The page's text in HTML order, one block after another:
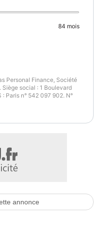
84 mois
Personal Finance, Société
social : 1 Boulevard
Paris n° 542 097 902. N°
annonce